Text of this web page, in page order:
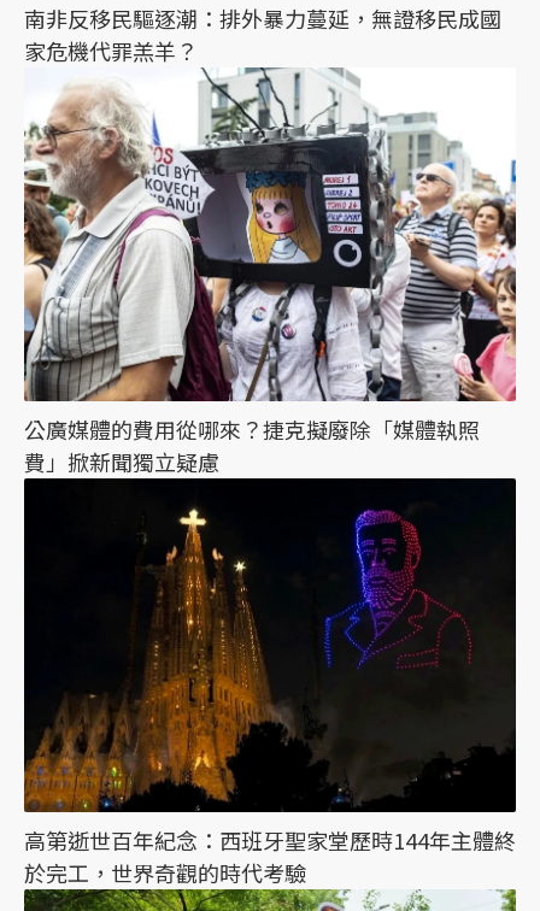
南非反移民驅逐潮：排外暴力蔓延，無證移民成國
家危機代罪羔羊？
公廣媒體的費用從哪來？捷克擬廢除「媒體執照
費」掀新聞獨立疑慮
高第逝世百年紀念：西班牙聖家堂歷時144年主體終
於完工，世界奇觀的時代考驗